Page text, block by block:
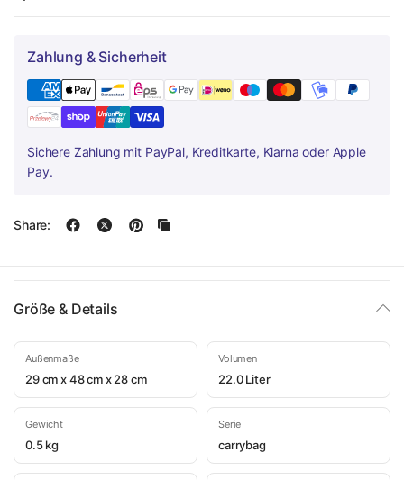
Zahlung & Sicherheit
Sichere Zahlung mit PayPal, Kreditkarte, Klarna oder Apple
Pay.
Share:
Größe & Details
Außenmaße
29 cm x 48 cm x 28 cm
Volumen
22.0 Liter
Gewicht
0.5 kg
Serie
carrybag